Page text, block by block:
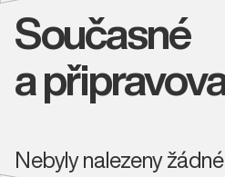
Současné
a
Nebyly nalezeny